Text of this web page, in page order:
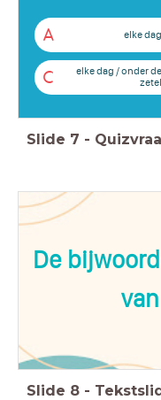
A elke dag
C
elke dag / onder de
zetel
Slide 7 -
De
Slide 8 -